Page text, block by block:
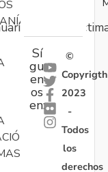
Sí
gu
en
os
en:
©
Copyrigth
2023
-
Todos
los
derechos